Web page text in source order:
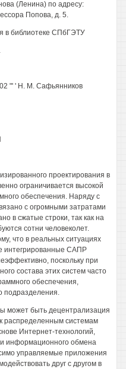
(Ленина) по адресу:
Попова, д. 5.
в библиотеке СПбГЭТУ
"' ' Н. М. Сафьянников
проектирования в
ограничивается высокой
обеспечения. Наряду с
с огромными затратами
в сжатые строки, так как на
сотни человеколет.
что в реальных ситуациях
интегрированные САПР
поскольку при
состава этих систем часто
обеспечения,
подразделения.
может быть децентрализация
распределенным системам
Интернет-технологий,
информационного обмена
управляемые приложения
друг с другом в